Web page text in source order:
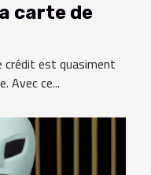
carte de
crédit est quasiment
Avec ce...